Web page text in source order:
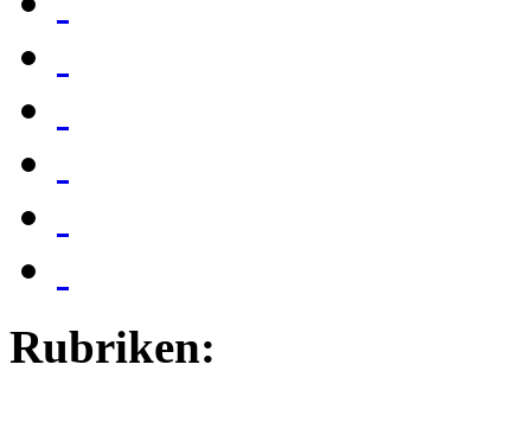
Rubriken: